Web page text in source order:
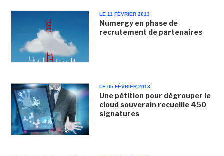
LE 11 FÉVRIER 2013
Numergy en phase de
recrutement de partenaires
LE 05 FÉVRIER 2013
Une pétition pour dégrouper le
cloud souverain recueille 450
signatures